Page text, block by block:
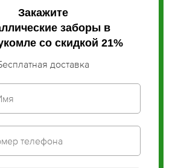
Закажите
заборы в
со скидкой 21%
доставка